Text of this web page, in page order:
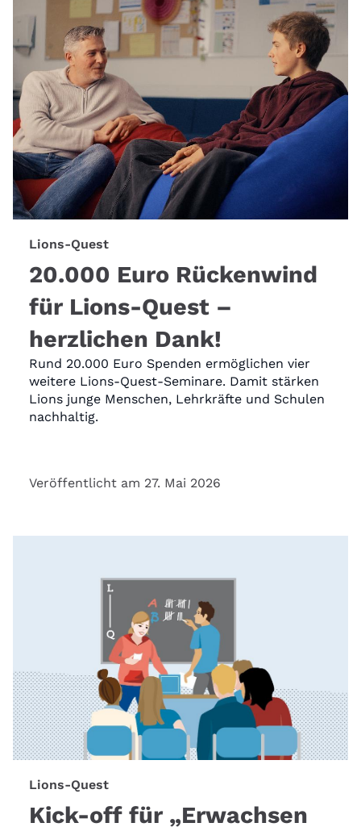
Lions-Quest
20.000 Euro Rückenwind
für Lions-Quest –
herzlichen Dank!
Rund 20.000 Euro Spenden ermöglichen vier
weitere Lions-Quest-Seminare. Damit stärken
Lions junge Menschen, Lehrkräfte und Schulen
nachhaltig.
Veröffentlicht am 27. Mai 2026
Lions-Quest
Kick-off für „Erwachsen